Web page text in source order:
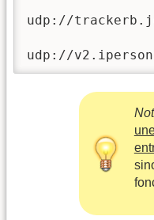
udp://
udp://